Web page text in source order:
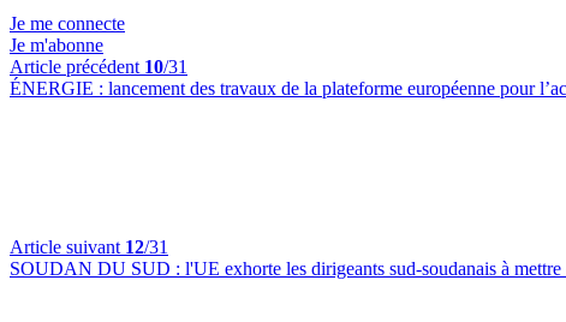
Je me connecte
Je m'abonne
Article précédent 10/31
ÉNERGIE : lancement des travaux de la plateforme européenne pour
Article suivant 12/31
SOUDAN DU SUD : l'UE exhorte les dirigeants sud-soudanais à